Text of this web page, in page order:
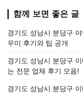
함께 보면 좋은 글
경기도 성남시 분당구
우미 후기와 팁 공개
경기도 성남시 분당구
는 전문 업체 후기 모음!
경기도 성남시 분당구